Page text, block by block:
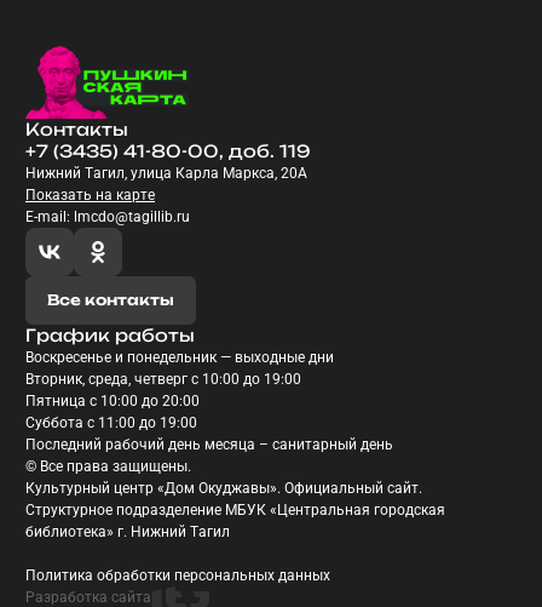
© Все права защищены.
Культурный центр «Дом Окуджавы». Официальный сайт.
Структурное подразделение МБУК «Центральная городская
библиотека» г. Нижний Тагил
Политика обработки персональных данных
Контакты
+7 (3435) 41-80-00, доб. 119
Нижний Тагил, улица Карла Маркса, 20А
Показать на карте
E-mail: lmcdo@tagillib.ru
Все контакты
График работы
Воскресенье и понедельник — выходные дни
Вторник, среда, четверг с 10:00 до 19:00
Пятница с 10:00 до 20:00
Суббота с 11:00 до 19:00
Последний рабочий день месяца – санитарный день
Разработка сайта